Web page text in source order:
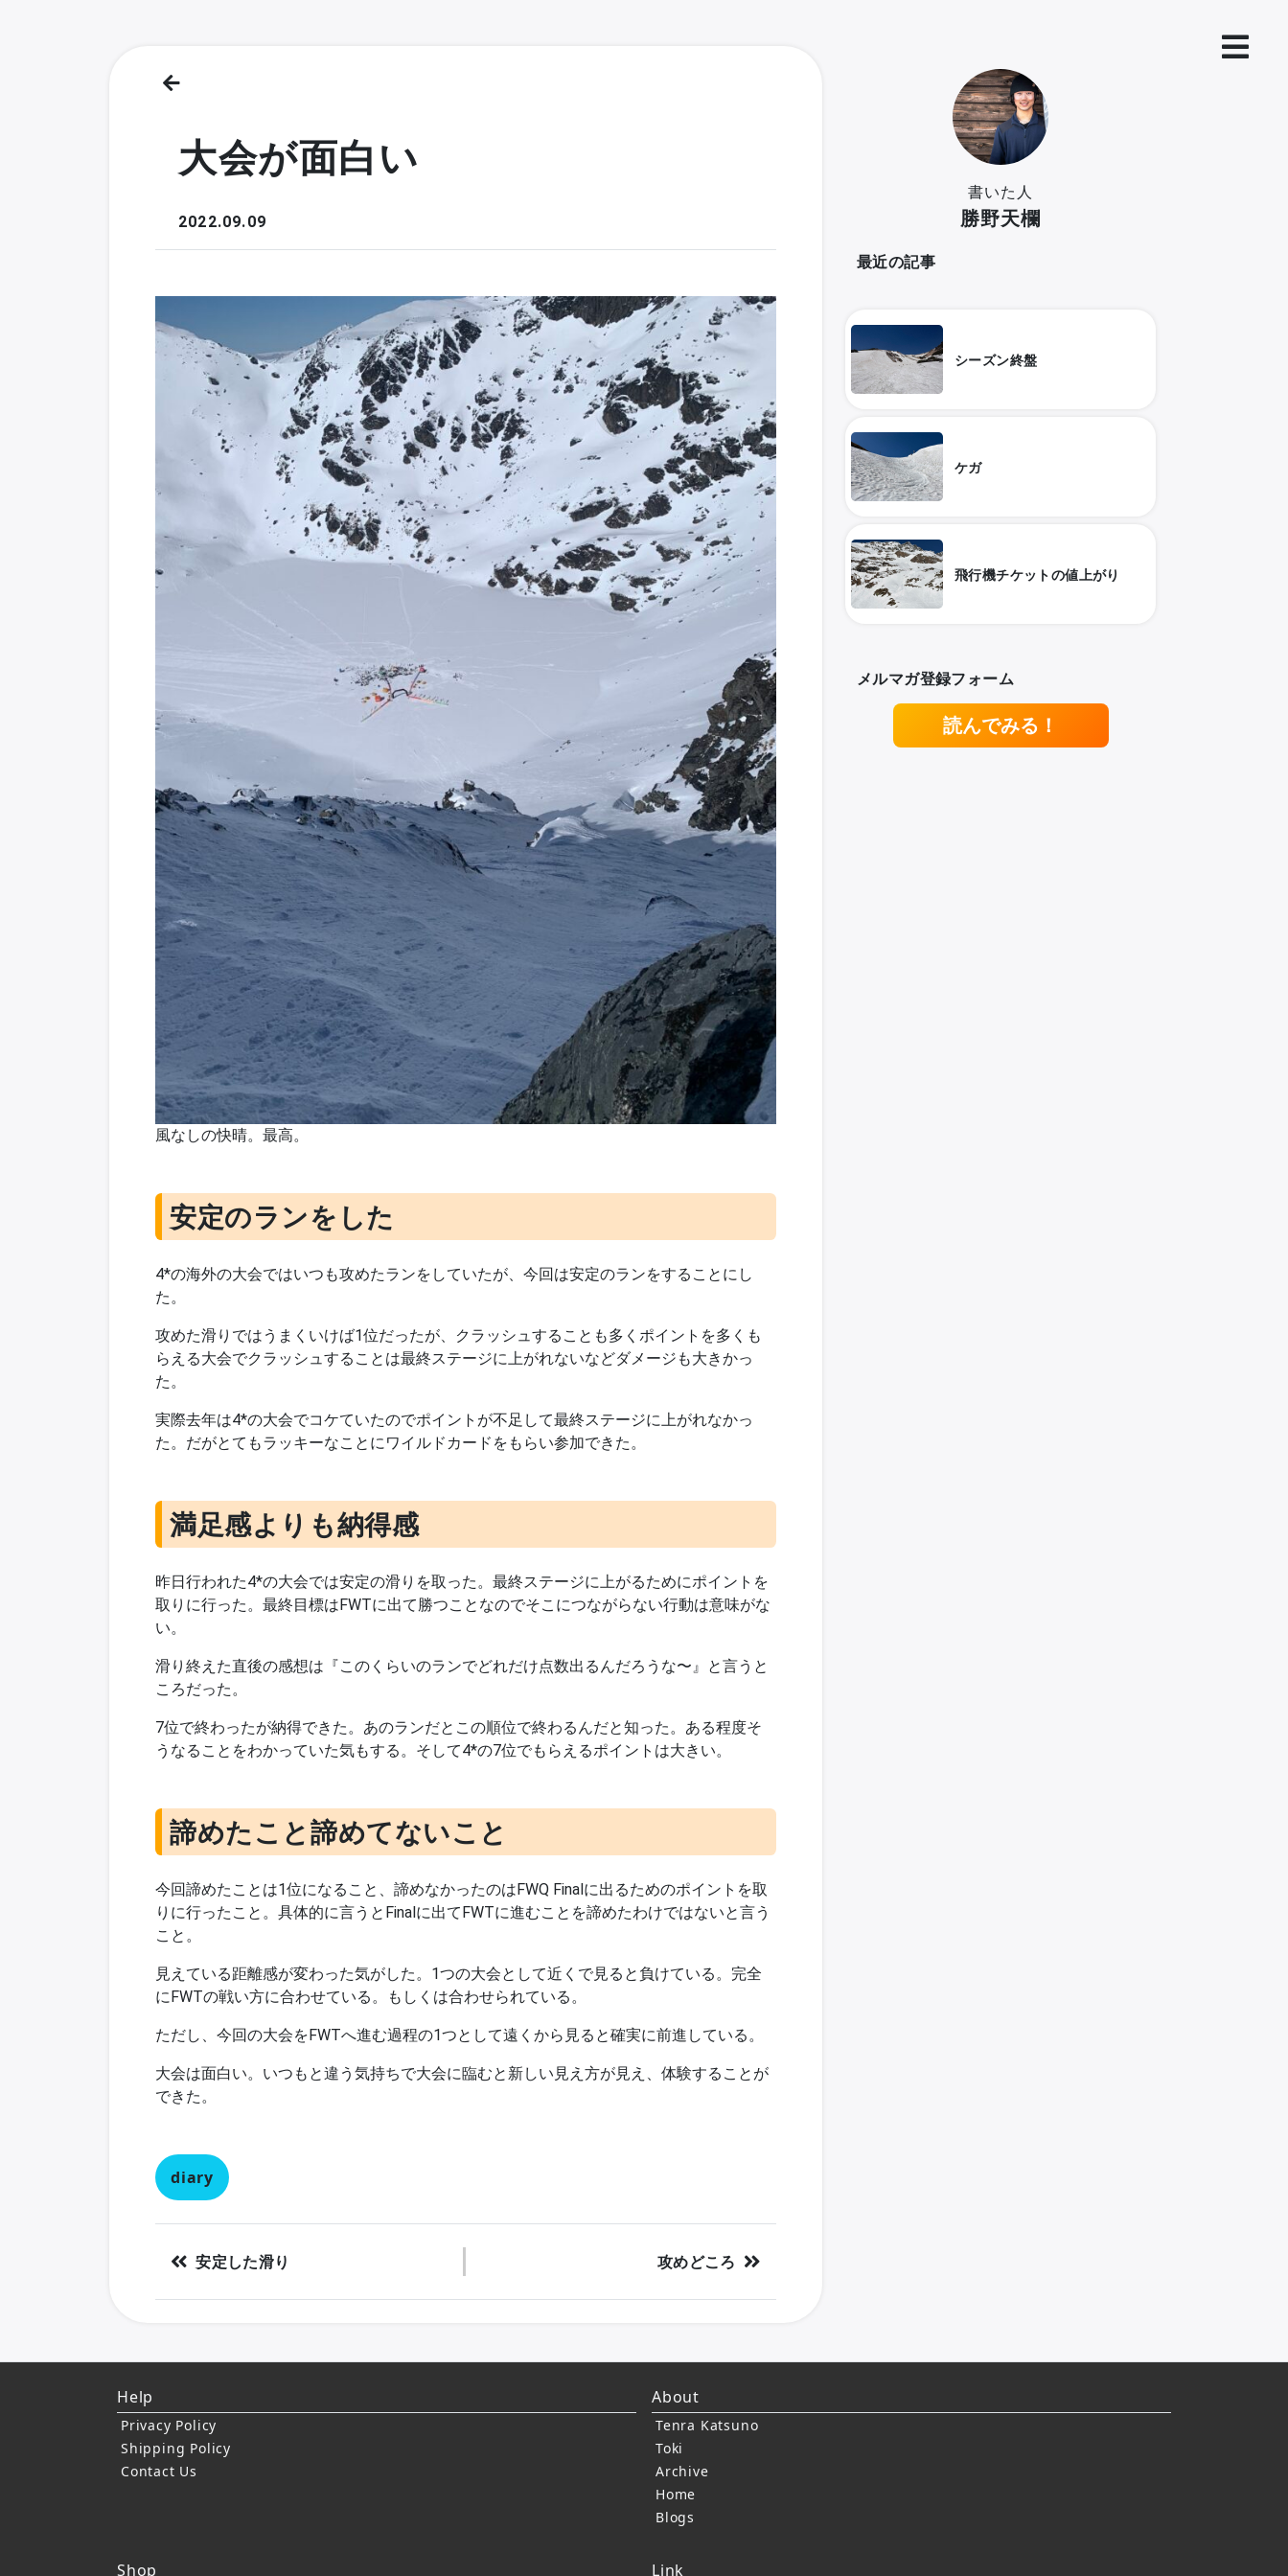
大会が面白い
2022.09.09
風なしの快晴。最高。
安定のランをした
4*の海外の大会ではいつも攻めたランをしていたが、今回は安定のランをすることにし
た。
攻めた滑りではうまくいけば1位だったが、クラッシュすることも多くポイントを多くも
らえる大会でクラッシュすることは最終ステージに上がれないなどダメージも大きかっ
た。
実際去年は4*の大会でコケていたのでポイントが不足して最終ステージに上がれなかっ
た。だがとてもラッキーなことにワイルドカードをもらい参加できた。
満足感よりも納得感
昨日行われた4*の大会では安定の滑りを取った。最終ステージに上がるためにポイントを
取りに行った。最終目標はFWTに出て勝つことなのでそこにつながらない行動は意味がな
い。
滑り終えた直後の感想は『このくらいのランでどれだけ点数出るんだろうな〜』と言うと
ころだった。
7位で終わったが納得できた。あのランだとこの順位で終わるんだと知った。ある程度そ
うなることをわかっていた気もする。そして4*の7位でもらえるポイントは大きい。
諦めたこと諦めてないこと
今回諦めたことは1位になること、諦めなかったのはFWQ Finalに出るためのポイントを取
りに行ったこと。具体的に言うとFinalに出てFWTに進むことを諦めたわけではないと言う
こと。
見えている距離感が変わった気がした。1つの大会として近くで見ると負けている。完全
にFWTの戦い方に合わせている。もしくは合わせられている。
ただし、今回の大会をFWTへ進む過程の1つとして遠くから見ると確実に前進している。
大会は面白い。いつもと違う気持ちで大会に臨むと新しい見え方が見え、体験することが
できた。
diary
安定した滑り 攻めどころ
書いた人
勝野天欄
最近の記事
シーズン終盤
ケガ
飛行機チケットの値上がり
メルマガ登録フォーム
読んでみる！
Help
Privacy Policy
Shipping Policy
Contact Us
About
Tenra Katsuno
Toki
Archive
Home
Blogs
Shop Link